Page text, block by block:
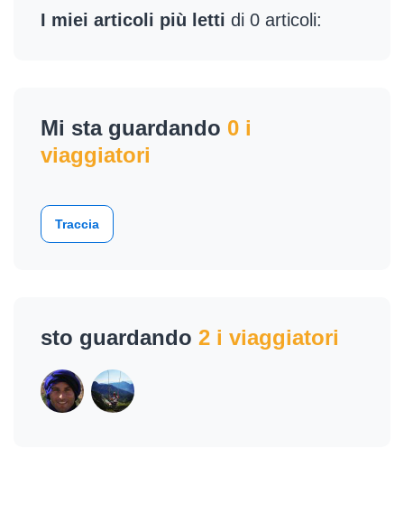
I miei articoli più letti di 0 articoli:
Mi sta guardando 0 i
viaggiatori
Traccia
sto guardando 2 i viaggiatori